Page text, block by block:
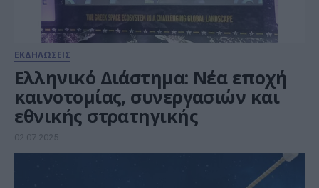
ΕΚΔΗΛΩΣΕΙΣ
Ελληνικό Διάστημα: Νέα εποχή
καινοτομίας, συνεργασιών και
εθνικής στρατηγικής
02.07.2025